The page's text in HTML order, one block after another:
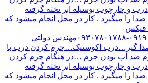
و چارچوب بوسیله ابر تخته گرفته
را میگیرد . کار در محل انجام میشود که
فیکس
گیر…درب اکوستیک…چرم کردن درب با
ضد آب بودن چرم …در هنگام چرم کردن
و چارچوب بوسیله ابر تخته گرفته
را میگیرد . کار در محل انجام میشود که